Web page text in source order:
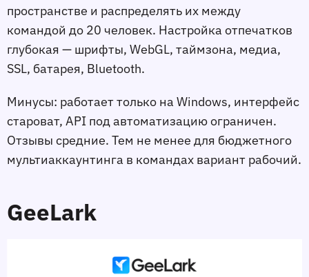
пространстве и распределять их между
командой до 20 человек. Настройка отпечатков
глубокая — шрифты, WebGL, таймзона, медиа,
SSL, батарея, Bluetooth.
Минусы: работает только на Windows, интерфейс
староват, API под автоматизацию ограничен.
Отзывы средние. Тем не менее для бюджетного
мультиаккаунтинга в командах вариант рабочий.
GeeLark